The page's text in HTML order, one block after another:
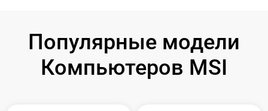
Популярные модели
Компьютеров MSI